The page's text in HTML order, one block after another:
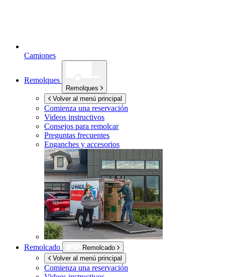
Camiones
Remolques
Remolques
Volver al menú principal
Comienza una reservación
Videos instructivos
Consejos para remolcar
Preguntas frecuentes
Enganches y accesorios
Remolcado
Remolcado
Volver al menú principal
Comienza una reservación